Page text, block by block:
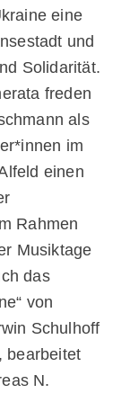
eine
und
Solidarität.
freden
als
im
einen
Rahmen
Musiktage
das
von
Schulhoff
bearbeitet
N.